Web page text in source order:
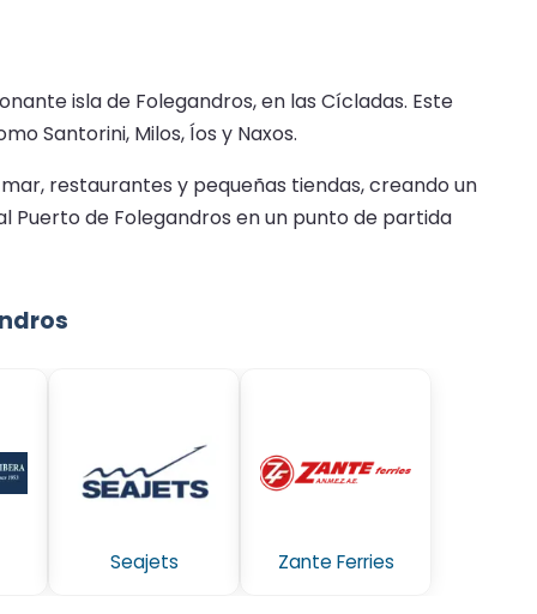
isla de Folegandros, en las Cícladas. Este
Santorini, Milos, Íos y Naxos.
restaurantes y pequeñas tiendas, creando un
Puerto de Folegandros en un punto de partida
Seajets Zante Ferries